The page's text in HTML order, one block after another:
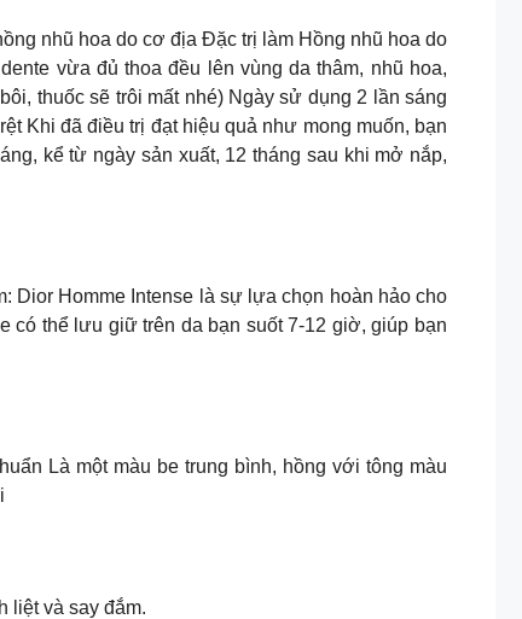
nhũ hoa do cơ địa Đặc trị làm Hồng nhũ hoa do
vừa đủ thoa đều lên vùng da thâm, nhũ hoa,
thuốc sẽ trôi mất nhé) Ngày sử dụng 2 lần sáng
Khi đã điều trị đạt hiệu quả như mong muốn, bạn
kể từ ngày sản xuất, 12 tháng sau khi mở nắp,
Dior Homme Intense là sự lựa chọn hoàn hảo cho
có thể lưu giữ trên da bạn suốt 7-12 giờ, giúp bạn
Là một màu be trung bình, hồng với tông màu
liệt và say đắm.